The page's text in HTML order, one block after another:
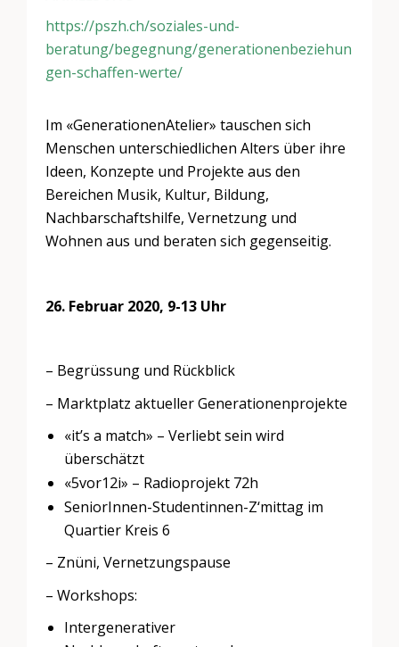
https://pszh.ch/soziales-und-
beratung/begegnung/generationenbeziehun
gen-schaffen-werte/
Im «GenerationenAtelier» tauschen sich
Menschen unterschiedlichen Alters über ihre
Ideen, Konzepte und Projekte aus den
Bereichen Musik, Kultur, Bildung,
Nachbarschaftshilfe, Vernetzung und
Wohnen aus und beraten sich gegenseitig.
26. Februar 2020, 9-13 Uhr
– Begrüssung und Rückblick
– Marktplatz aktueller Generationenprojekte
«it’s a match» – Verliebt sein wird
überschätzt
«5vor12i» – Radioprojekt 72h
SeniorInnen-Studentinnen-Z‘mittag im
Quartier Kreis 6
– Znüni, Vernetzungspause
– Workshops:
Intergenerativer